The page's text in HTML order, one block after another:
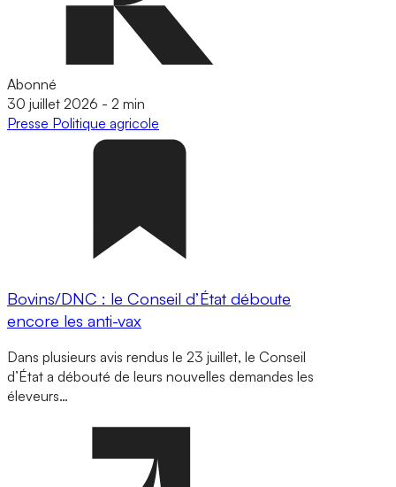
Abonné
30 juillet 2026 - 2 min
Presse Politique agricole
Bovins/DNC : le Conseil d’État déboute
encore les anti-vax
Dans plusieurs avis rendus le 23 juillet, le Conseil
d’État a débouté de leurs nouvelles demandes les
éleveurs…